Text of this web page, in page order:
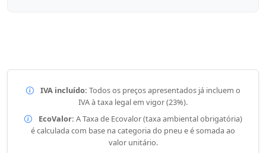
IVA incluído: Todos os preços apresentados já incluem o
IVA à taxa legal em vigor (23%).
EcoValor: A Taxa de Ecovalor (taxa ambiental obrigatória)
é calculada com base na categoria do pneu e é somada ao
valor unitário.